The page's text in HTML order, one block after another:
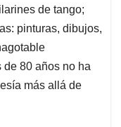
de tango;
pinturas, dibujos,
80 años no ha
más allá de